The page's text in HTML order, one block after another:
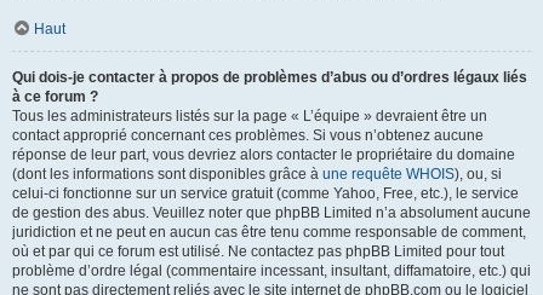
Haut
Qui dois-je contacter à propos de problèmes d’abus ou d’ordres légaux liés
à ce forum ?
Tous les administrateurs listés sur la page « L’équipe » devraient être un
contact approprié concernant ces problèmes. Si vous n’obtenez aucune
réponse de leur part, vous devriez alors contacter le propriétaire du domaine
(dont les informations sont disponibles grâce à une requête WHOIS), ou, si
celui-ci fonctionne sur un service gratuit (comme Yahoo, Free, etc.), le service
de gestion des abus. Veuillez noter que phpBB Limited n’a absolument aucune
juridiction et ne peut en aucun cas être tenu comme responsable de comment,
où et par qui ce forum est utilisé. Ne contactez pas phpBB Limited pour tout
problème d’ordre légal (commentaire incessant, insultant, diffamatoire, etc.) qui
ne sont pas directement reliés avec le site internet de phpBB.com ou le logiciel